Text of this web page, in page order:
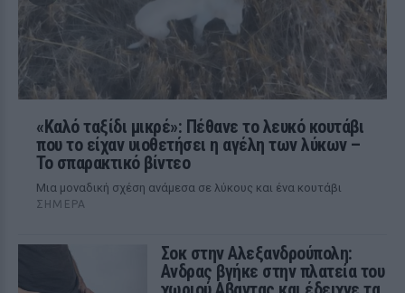
«Καλό ταξίδι μικρέ»: Πέθανε το λευκό κουτάβι
που το είχαν υιοθετήσει η αγέλη των λύκων –
Το σπαρακτικό βίντεο
Μια μοναδική σχέση ανάμεσα σε λύκους και ένα κουτάβι
ΣΉΜΕΡΑ
Σοκ στην Αλεξανδρούπολη:
Ανδρας βγήκε στην πλατεία του